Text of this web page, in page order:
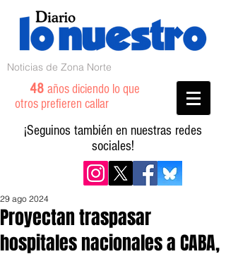
Noticias de Zona Norte
48 años diciendo lo que
otros prefieren callar
¡Seguinos también en nuestras redes
sociales!
Proyectan traspasar
hospitales nacionales a CABA,
29 ago 2024